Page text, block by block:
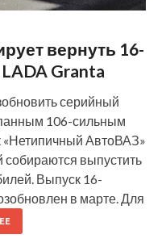
вернуть 16-
Granta
серийный
106-сильным
«Нетипичный АвтоВАЗ»
собираются выпустить
Выпуск 16-
в марте. Для